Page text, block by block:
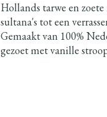
Hollands tarwe en
sultana's tot een
Gemaakt van 100%
gezoet met vanille